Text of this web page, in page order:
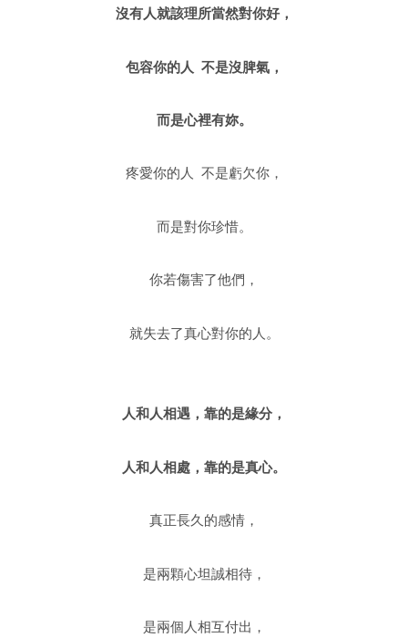
沒有人就該理所當然對你好，
包容你的人 不是沒脾氣，
而是心裡有妳。
疼愛你的人 不是虧欠你，
而是對你珍惜。
你若傷害了他們，
就失去了真心對你的人。
人和人相遇，靠的是緣分，
人和人相處，靠的是真心。
真正長久的感情，
是兩顆心坦誠相待，
是兩個人相互付出，